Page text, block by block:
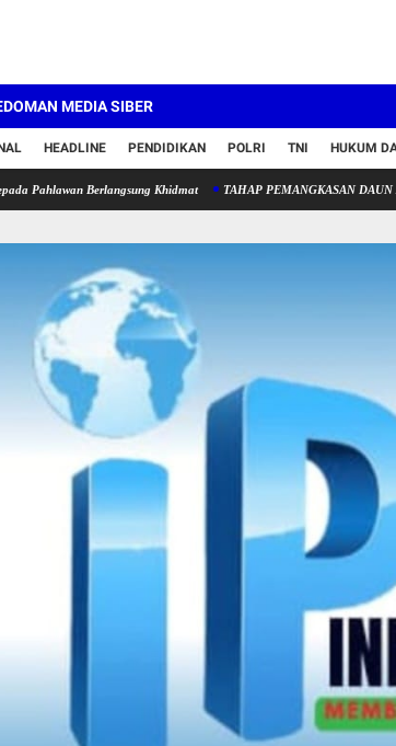
MEDIA SIBER
HEADLINE PENDIDIKAN POLRI TNI HUKUM
Berlangsung Khidmat TAHAP PEMANGKASAN DAUN ATAS,